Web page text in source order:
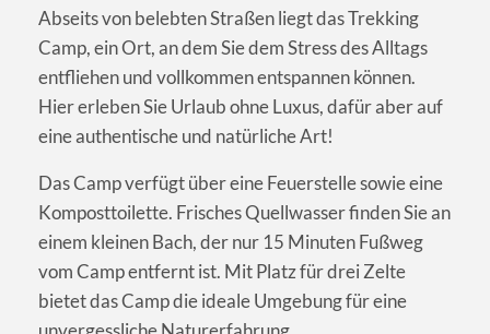
Abseits von belebten Straßen liegt das Trekking
Camp, ein Ort, an dem Sie dem Stress des Alltags
entfliehen und vollkommen entspannen können.
Hier erleben Sie Urlaub ohne Luxus, dafür aber auf
eine authentische und natürliche Art!
Das Camp verfügt über eine Feuerstelle sowie eine
Komposttoilette. Frisches Quellwasser finden Sie an
einem kleinen Bach, der nur 15 Minuten Fußweg
vom Camp entfernt ist. Mit Platz für drei Zelte
bietet das Camp die ideale Umgebung für eine